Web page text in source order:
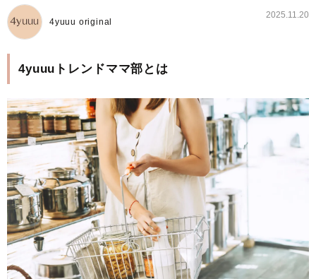
4yuuu original
2025.11.20
4yuuuトレンドママ部とは